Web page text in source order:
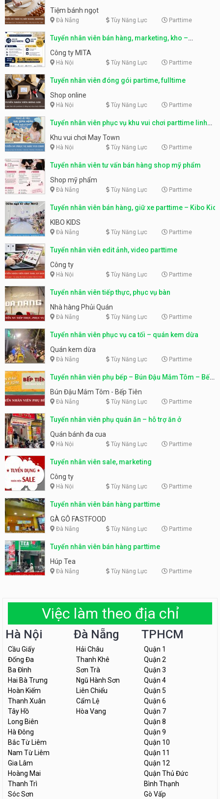
Tiệm bánh ngọt
Đà Nẵng Tùy Năng Lực Parttime
Tuyển nhân viên bán hàng, marketing, kho –
parttime, fulltime
Công ty MITA
Hà Nội Tùy Năng Lực Parttime
Tuyển nhân viên đóng gói partime, fulltime
Shop online
Hà Nội Tùy Năng Lực Parttime
Tuyển nhân viên phục vụ khu vui chơi parttime linh
động
Khu vui chơi May Town
Hà Nội Tùy Năng Lực Parttime
Tuyển nhân viên tư vấn bán hàng shop mỹ phẩm
Shop mỹ phẩm
Đà Nẵng Tùy Năng Lực Parttime
Tuyển nhân viên bán hàng, giữ xe parttime – Kibo Kid
KIBO KIDS
Đà Nẵng Tùy Năng Lực Parttime
Tuyển nhân viên edit ảnh, video parttime
Công ty
Hà Nội Tùy Năng Lực Parttime
Tuyển nhân viên tiếp thực, phục vụ bàn
Nhà hàng Phủi Quán
Đà Nẵng Tùy Năng Lực Parttime
Tuyển nhân viên phục vụ ca tối – quán kem dừa
Quán kem dừa
Đà Nẵng Tùy Năng Lực Parttime
Tuyển nhân viên phụ bếp – Bún Đậu Mắm Tôm – Bếp
Tiên
Bún Đậu Mắm Tôm - Bếp Tiên
Đà Nẵng Tùy Năng Lực Parttime
Tuyển nhân viên phụ quán ăn – hỗ trợ ăn ở
Quán bánh đa cua
Hà Nội Tùy Năng Lực Parttime
Tuyển nhân viên sale, marketing
Công ty
Hà Nội Tùy Năng Lực Parttime
Tuyển nhân viên bán hàng parttime
GÀ GÔ FASTFOOD
Đà Nẵng Tùy Năng Lực Parttime
Tuyển nhân viên bán hàng parttime
Húp Tea
Đà Nẵng Tùy Năng Lực Parttime
Việc làm theo địa chỉ
Hà Nội
Cầu Giấy
Đống Đa
Ba Đình
Hai Bà Trưng
Hoàn Kiếm
Thanh Xuân
Tây Hồ
Long Biên
Hà Đông
Bắc Từ Liêm
Nam Từ Liêm
Gia Lâm
Hoàng Mai
Thanh Trì
Sóc Sơn
Đà Nẵng
Hải Châu
Thanh Khê
Sơn Trà
Ngũ Hành Sơn
Liên Chiểu
Cẩm Lệ
Hòa Vang
TPHCM
Quận 1
Quận 2
Quận 3
Quận 4
Quận 5
Quận 6
Quận 7
Quận 8
Quận 9
Quận 10
Quận 11
Quận 12
Quận Thủ Đức
Bình Thạnh
Gò Vấp